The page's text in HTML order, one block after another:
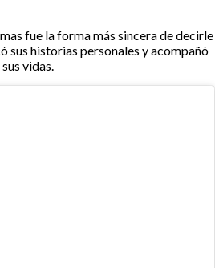
fue la forma más sincera de decirle
sus historias personales y acompañó
vidas.